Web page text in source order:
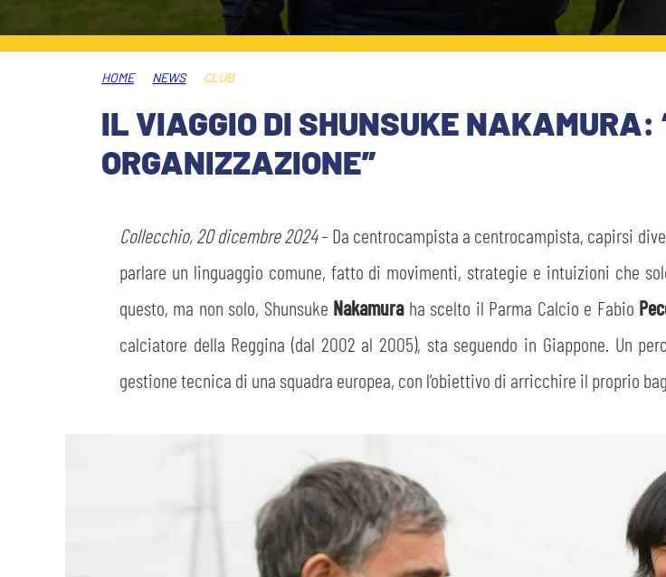
STORE
MUSEO
SLO
INFORMATIVA FINANZIARIA
MEDIA
HOME NEWS CLUB
IL VIAGGIO DI SHUNSUKE NAKAMURA:
ORGANIZZAZIONE”
Collecchio, 20 dicembre 2024– Da centrocampista a centrocampista, capirsi
parlare un linguaggio comune, fatto di movimenti, strategie e intuizioni che
questo, ma non solo, Shunsuke Nakamuraha scelto il Parma Calcio e Fabio
calciatore della Reggina (dal 2002 al 2005), sta seguendo in Giappone. Un
gestione tecnica di una squadra europea, con l’obiettivo di arricchire il proprio